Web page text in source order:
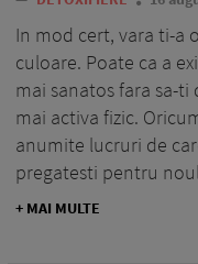
In mod cert, vara ti-a
culoare. Poate ca a
mai sanatos fara sa-
mai activa fizic.
anumite lucruri de
pregatesti pentru
+ MAI MULTE